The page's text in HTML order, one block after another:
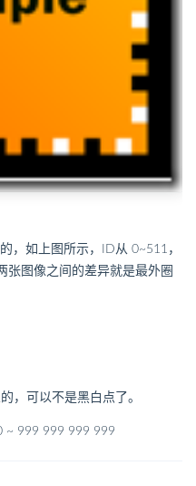
，如上图所示，ID从 0~511，
张图像之间的差异就是最外圈
，可以不是黑白点了。
~ 999 999 999 999